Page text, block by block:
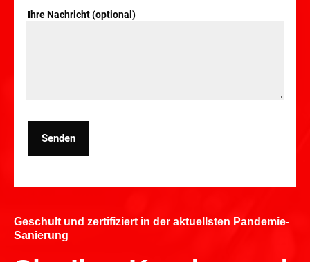
Ihre Nachricht (optional)
Senden
Geschult und zertifiziert in der aktuellsten Pandemie-
Sanierung